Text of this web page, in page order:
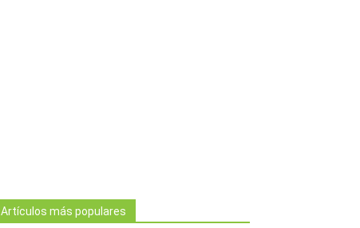
Artículos más populares